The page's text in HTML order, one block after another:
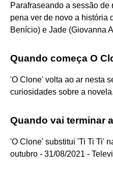
Parafraseando a sessão de
pena ver de novo a história
Benício) e Jade (Giovanna
Quando começa O
'O Clone' volta ao ar nesta
curiosidades sobre a novela.
Quando vai terminar
'O Clone' substitui 'Ti Ti Ti'
outubro - 31/08/2021 -